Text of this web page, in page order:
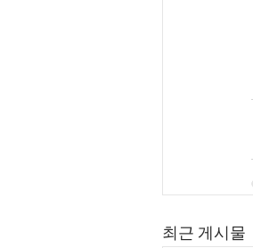
최근 게시물